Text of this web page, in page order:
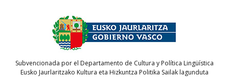
Subvencionada por el Departamento de Cultura y Política Lingüística
Eusko Jaurlaritzako Kultura eta Hizkuntza Politika Sailak lagunduta